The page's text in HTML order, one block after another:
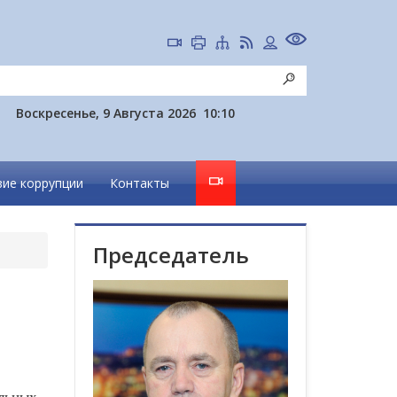
Воскресенье, 9 Августа 2026 10:10
коррупции Контакты
Председатель